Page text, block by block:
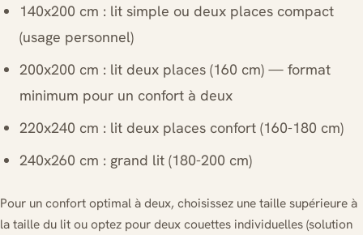
140x200 cm : lit simple ou deux places compact
(usage personnel)
200x200 cm : lit deux places (160 cm) — format
minimum pour un confort à deux
220x240 cm : lit deux places confort (160-180 cm)
240x260 cm : grand lit (180-200 cm)
Pour un confort optimal à deux, choisissez une taille supérieure à
la taille du lit ou optez pour deux couettes individuelles (solution